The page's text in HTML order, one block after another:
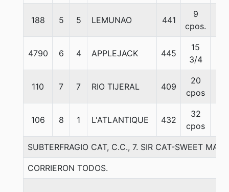
188 5 5 LEMUNAO 441
9
cpos.
4790 6 4 APPLEJACK 445
15
3/4
110 7 7 RIO TIJERAL 409
20
cpos
106 8 1 L'ATLANTIQUE 432
32
cpos
SUBTERFRAGIO CAT, C.C., 7. SIR CAT-SWEET
CORRIERON TODOS.